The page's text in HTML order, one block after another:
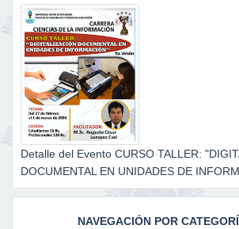
Detalle del Evento CURSO TALLER:
DOCUMENTAL EN UNIDADES DE
NAVEGACIÓN POR